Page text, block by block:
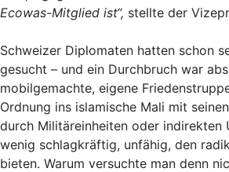
Ecowas-Mitglied ist“, stellte der
Schweizer Diplomaten hatten schon
gesucht – und ein Durchbruch war
mobilgemachte, eigene
Ordnung ins islamische Mali mit
durch Militäreinheiten oder indirekten
wenig schlagkräftig, unfähig, den
bieten. Warum versuchte man denn